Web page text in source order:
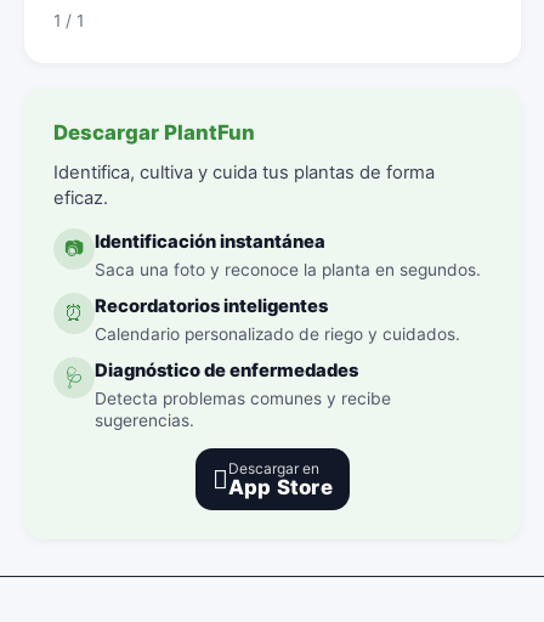
1 / 1
Descargar PlantFun
Identifica, cultiva y cuida tus plantas de forma
eficaz.
📷 Identificación instantánea
Saca una foto y reconoce la planta en segundos.
⏰ Recordatorios inteligentes
Calendario personalizado de riego y cuidados.
🩺 Diagnóstico de enfermedades
Detecta problemas comunes y recibe
sugerencias.
 Descargar en
App Store